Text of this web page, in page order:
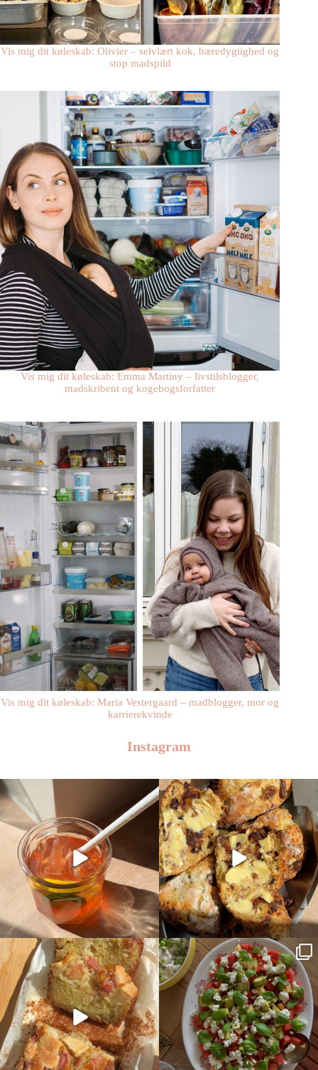
Vis mig dit køleskab: Olivier – selvlært kok, bæredygtighed og
stop madspild
Vis mig dit køleskab: Emma Martiny – livstilsblogger,
madskribent og kogebogsforfatter
Vis mig dit køleskab: Maria Vestergaard – madblogger, mor og
karrierekvinde
Instagram